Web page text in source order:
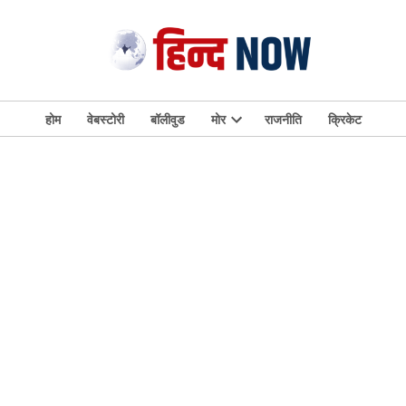
होम वेबस्टोरी बॉलीवुड मोर
Open
राजनीति क्रिकेट